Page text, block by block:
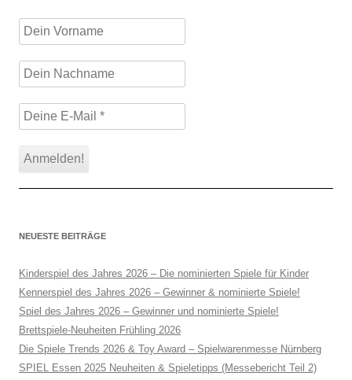
NEUESTE BEITRÄGE
Kinderspiel des Jahres 2026 – Die nominierten Spiele für Kinder
Kennerspiel des Jahres 2026 – Gewinner & nominierte Spiele!
Spiel des Jahres 2026 – Gewinner und nominierte Spiele!
Brettspiele-Neuheiten Frühling 2026
Die Spiele Trends 2026 & Toy Award – Spielwarenmesse Nürnberg
SPIEL Essen 2025 Neuheiten & Spieletipps (Messebericht Teil 2)